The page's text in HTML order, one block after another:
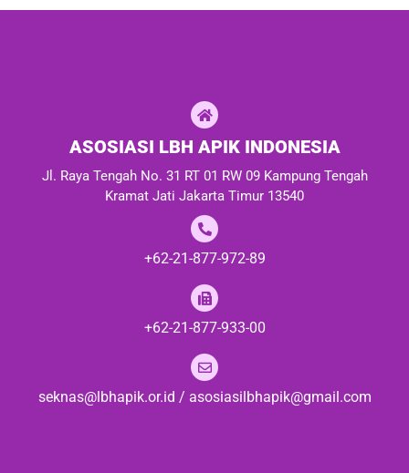
ASOSIASI LBH APIK INDONESIA
Jl. Raya Tengah No. 31 RT 01 RW 09 Kampung Tengah
Kramat Jati Jakarta Timur 13540
+62-21-877-972-89
+62-21-877-933-00
seknas@lbhapik.or.id / asosiasilbhapik@gmail.com